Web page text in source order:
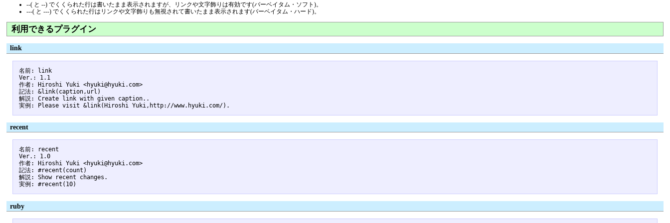
--( と --) でくくられた行は書いたまま表示されますが、リンクや文字飾りは有効です(バーベイタム・ソフト)。
---( と ---) でくくられた行はリンクや文字飾りも無視されて書いたまま表示されます(バーベイタム・ハード)。
利用できるプラグイン
link
名前: link
Ver.: 1.1
作者: Hiroshi Yuki <hyuki@hyuki.com>
記法: &link(caption,url)
解説: Create link with given caption..
recent
名前: recent
Ver.: 1.0
作者: Hiroshi Yuki <hyuki@hyuki.com>
記法: #recent(count)
解説: Show recent changes.
ruby